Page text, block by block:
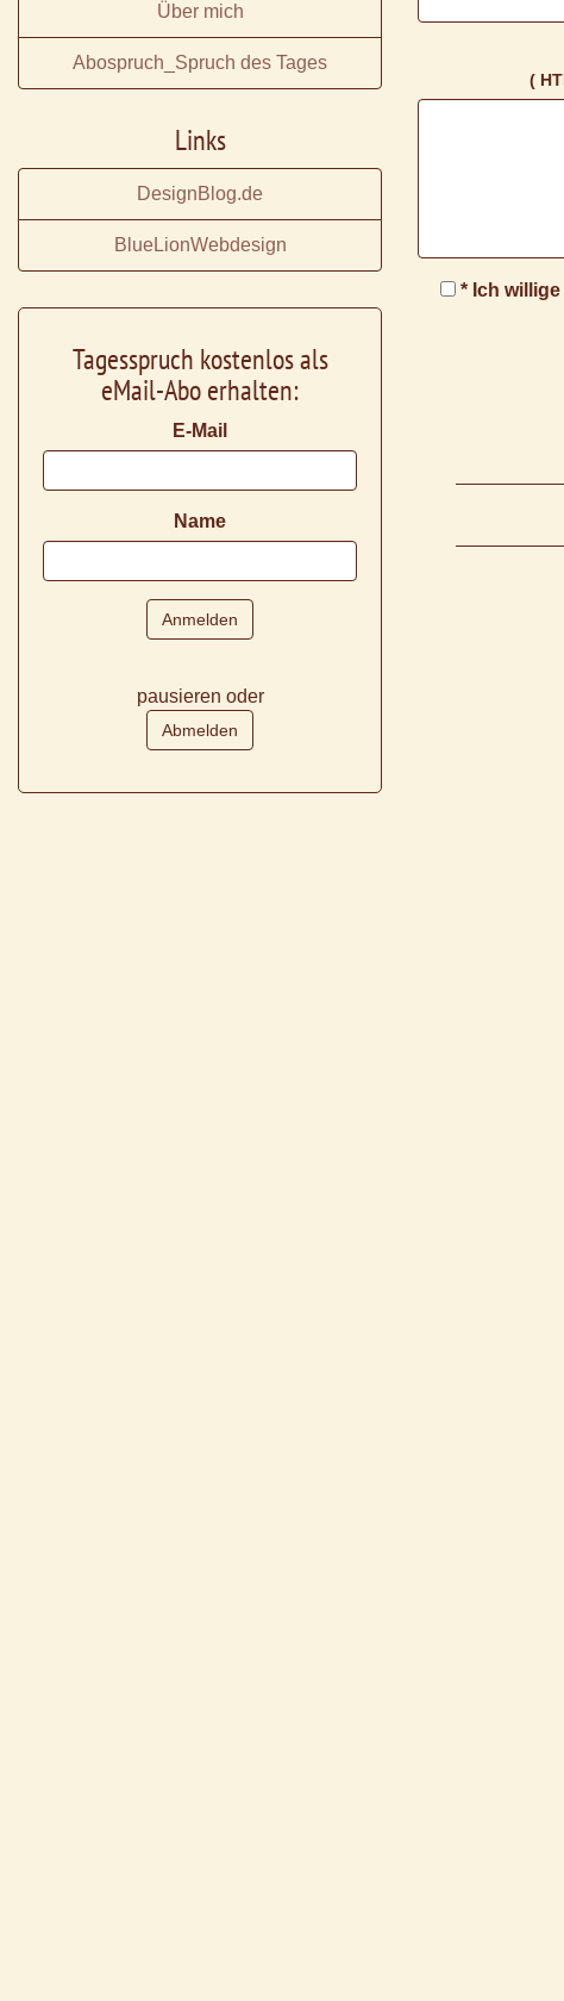
(
* Ich
Über mich
Abospruch_Spruch des Tages
Links
DesignBlog.de
BlueLionWebdesign
Tagesspruch kostenlos als
eMail-Abo erhalten:
E-Mail
Name
pausieren oder